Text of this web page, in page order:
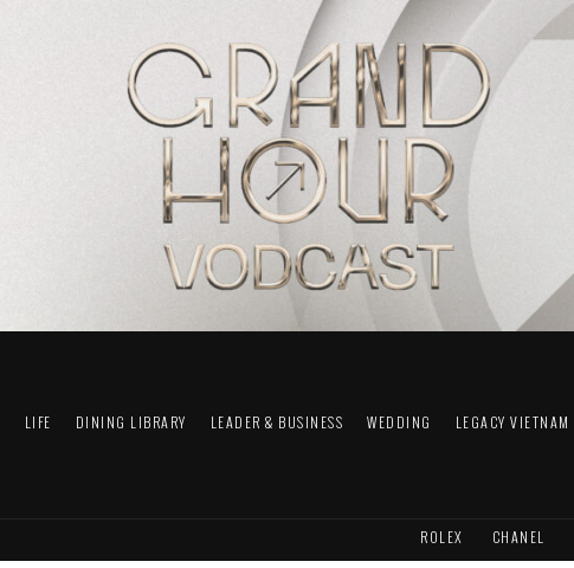
LIFE DINING LIBRARY LEADER & BUSINESS WEDDING LEGACY VIETNAM
ROLEX CHANEL